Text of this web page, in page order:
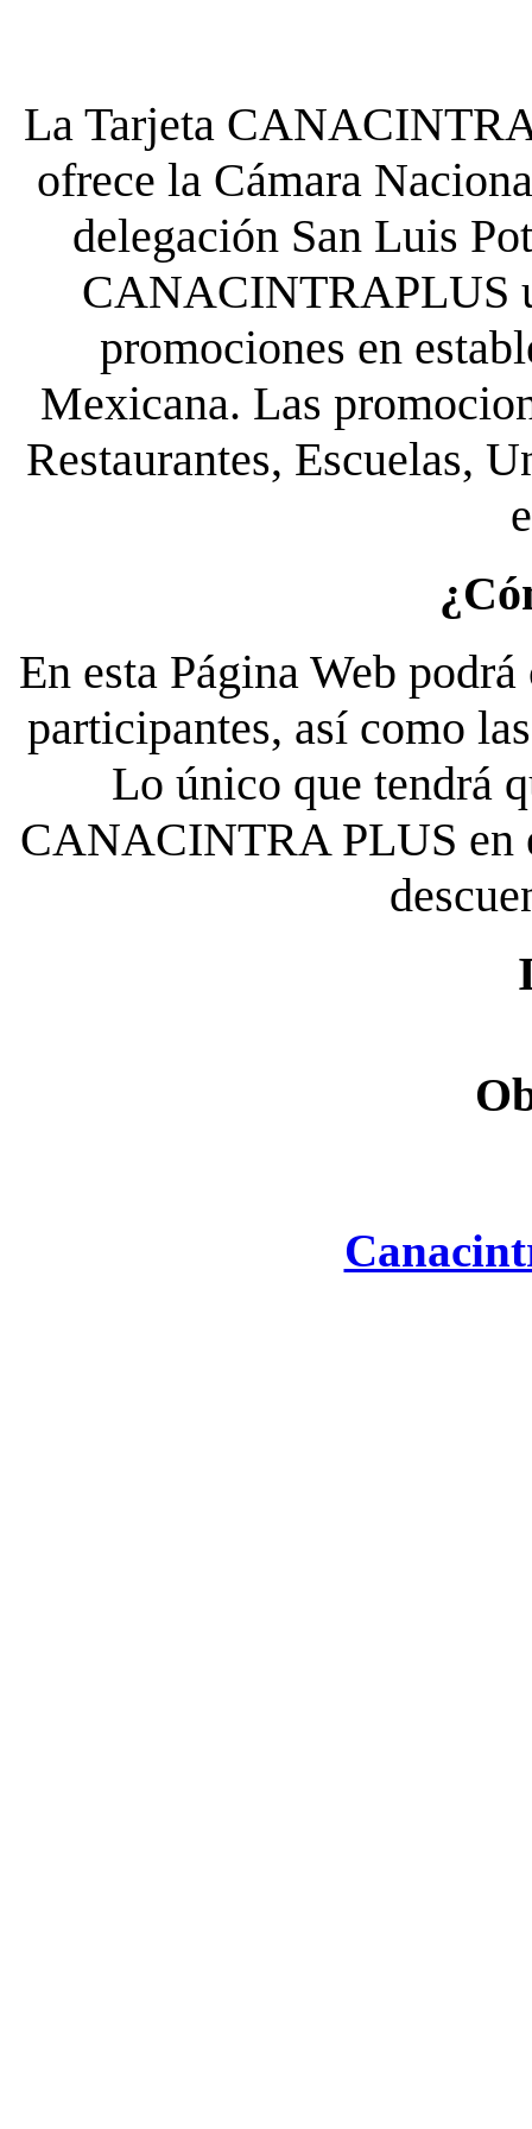
La Tarjeta
ofrece la Cámara
delegación San Luis
CANACINTRAPLUS
promociones en
Mexicana. Las
Restaurantes, Escuelas,
En esta Página Web
participantes, así como
Lo único que tendrá
CANACINTRA PLUS en